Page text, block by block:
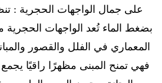
على جمال الواجهات الحجرية :
بضغط الماء تُعد الواجهات الحجرية
المعماري في الفلل والقصور
فهي تمنح المبنى مظهرًا راقيًا يجمع